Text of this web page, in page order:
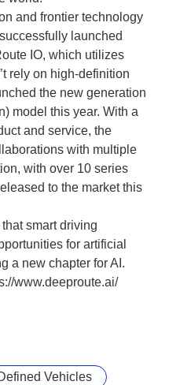
and frontier technology
launched
IO, which utilizes
rely on high-definition
the new generation
model this year. With a
and service, the
with multiple
with over 10 series
to the market this
smart driving
for artificial
a new chapter for AI.
www.deeproute.ai/
Vehicles